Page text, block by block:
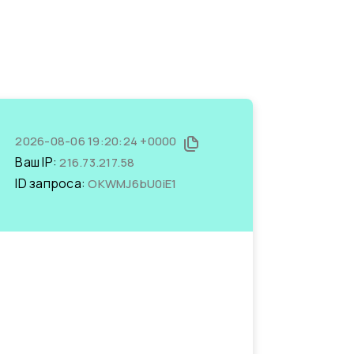
2026-08-06 19:20:24 +0000
Ваш IP:216.73.217.58
ID запроса:OKWMJ6bU0iE1